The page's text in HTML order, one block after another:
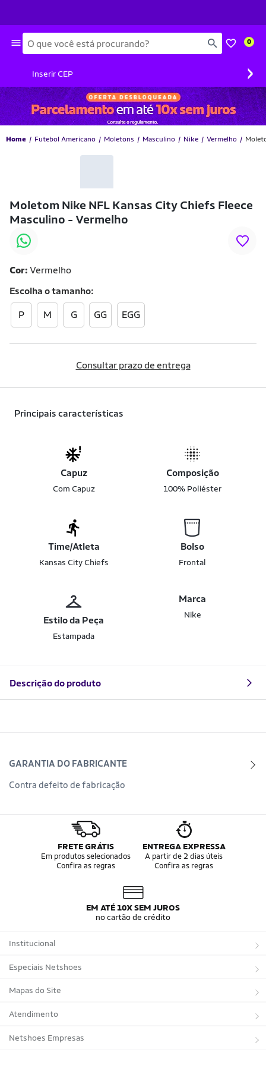
Busca 0
Inserir CEP ›
Home Futebol Americano Moletons Masculino Nike Vermelho
Moletom Nike NFL Kansas City Chiefs Fleece
Masculino - Vermelho
-20% OFF
Cor: Vermelho
Escolha otamanho
P M G GG EGG
Consultar prazo de entrega
Principais características
Capuz
Com Capuz
Composição
100% Poliéster
Time/Atleta
Kansas City Chiefs
Bolso
Frontal
Estilo da Peça
Estampada
Marca
Nike
Descrição do produto
GARANTIA DO FABRICANTE
Contra defeito de fabricação
FRETE GRÁTIS
Em produtos selecionados
Confira as regras
ENTREGA EXPRESSA
A partir de 2 dias úteis
Confira as regras
EM ATÉ 10X SEM JUROS
no cartão de crédito
Institucional
Sobre a Netshoes
Política de Privacidade
Programa de Afiliados
Regulamentos
Especiais Netshoes
Suplementos
Corrida
Bicicletas
Mapas do Site
Marcas
Tipos de Produtos
Atendimento
Trocas e devoluções
Netshoes Empresas